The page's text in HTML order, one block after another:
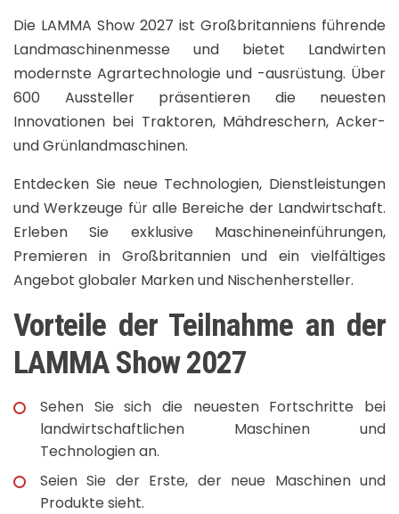
Die LAMMA Show 2027 ist Großbritanniens führende
Landmaschinenmesse und bietet Landwirten
modernste Agrartechnologie und -ausrüstung. Über
600 Aussteller präsentieren die neuesten
Innovationen bei Traktoren, Mähdreschern, Acker-
und Grünlandmaschinen.
Entdecken Sie neue Technologien, Dienstleistungen
und Werkzeuge für alle Bereiche der Landwirtschaft.
Erleben Sie exklusive Maschineneinführungen,
Premieren in Großbritannien und ein vielfältiges
Angebot globaler Marken und Nischenhersteller.
Vorteile der Teilnahme an der
LAMMA Show 2027
Sehen Sie sich die neuesten Fortschritte bei
landwirtschaftlichen Maschinen und
Technologien an.
Seien Sie der Erste, der neue Maschinen und
Produkte sieht.